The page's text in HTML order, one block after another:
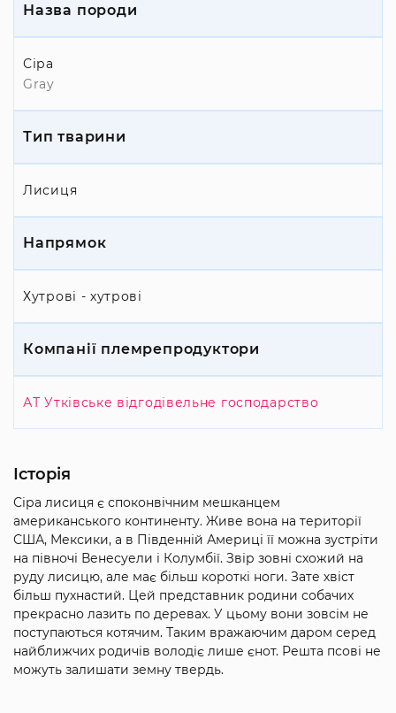
Назва породи
Сіра
Gray
Тип тварини
Лисиця
Напрямок
Хутрові - хутрові
Компанії племрепродуктори
АТ Утківське відгодівельне господарство
Історія
Сіра лисиця є споконвічним мешканцем
американського континенту. Живе вона на території
США, Мексики, а в Південній Америці її можна зустріти
на півночі Венесуели і Колумбії. Звір зовні схожий на
руду лисицю, але має більш короткі ноги. Зате хвіст
більш пухнастий. Цей представник родини собачих
прекрасно лазить по деревах. У цьому вони зовсім не
поступаються котячим. Таким вражаючим даром серед
найближчих родичів володіє лише єнот. Решта псові не
можуть залишати земну твердь.